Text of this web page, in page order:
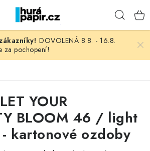
DOVOLENÁ 8.8. - 16.8.
za pochopení!
YOUR
BLOOM 46 / light
kartonové ozdoby